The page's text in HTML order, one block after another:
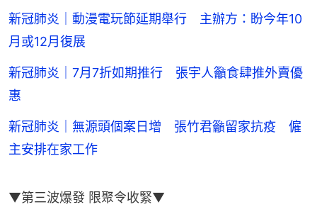
新冠肺炎｜動漫電玩節延期舉行 主辦方：盼今年10
月或12月復展
新冠肺炎｜7月7折如期推行 張宇人籲食肆推外賣優
惠
新冠肺炎｜無源頭個案日增 張竹君籲留家抗疫 僱
主安排在家工作
▼第三波爆發 限聚令收緊▼